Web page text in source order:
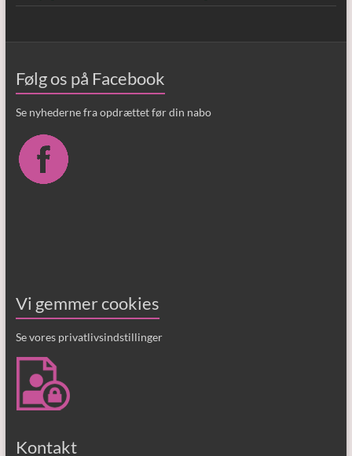
Følg os på Facebook
Se nyhederne fra opdrættet før din nabo
Vi gemmer cookies
Se vores privatlivsindstillinger
Kontakt